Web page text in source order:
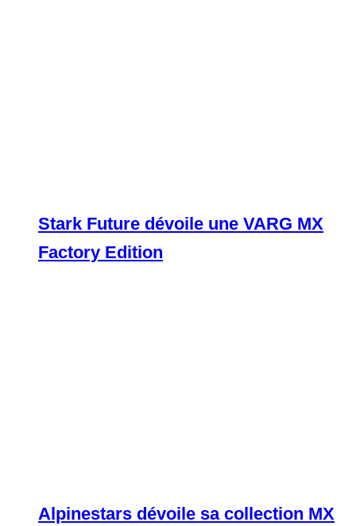
Stark Future dévoile une VARG MX
Factory Edition
Alpinestars dévoile sa collection MX